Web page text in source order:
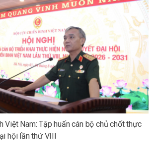
Việt Nam: Tập huấn cán bộ chủ chốt thực
hội lần thứ VIII